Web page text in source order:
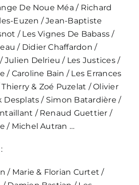
De Noue Méa / Richard
Euzen / Jean-Baptiste
/ Les Vignes De Babass /
/ Didier Chaffardon /
Julien Delrieu / Les Justices /
/ Caroline Bain / Les Errances
& Zoé Puzelat / Olivier
Desplats / Simon Batardière /
/ Renaud Guettier /
/ Michel Autran …
/ Marie & Florian Curtet /